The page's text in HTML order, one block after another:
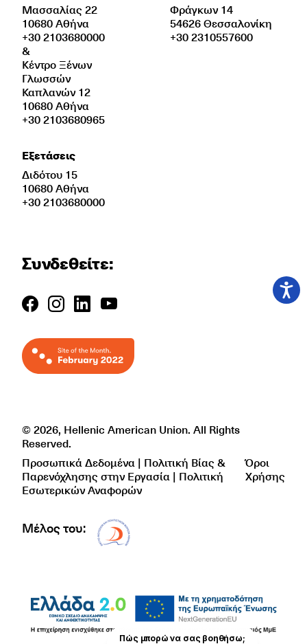
Μασσαλίας 22
10680 Αθήνα
+30 2103680000
&
Κέντρο Ξένων
Γλωσσών
Καπλανών 12
10680 Αθήνα
+30 2103680965
Εξετάσεις
Διδότου 15
10680 Αθήνα
+30 2103680000
Φράγκων 14
54626 Θεσσαλονίκη
+30 2310557600
Συνδεθείτε:
© 2026, Hellenic American Union. All Rights
Reserved.
Προσωπικά Δεδομένα | Πολιτική Βίας &
Παρενόχλησης στην Εργασία | Πολιτική
Εσωτερικών Αναφορών
Όροι
Χρήσης
Μέλος του:
Πώς μπορώ να σας βοηθήσω;